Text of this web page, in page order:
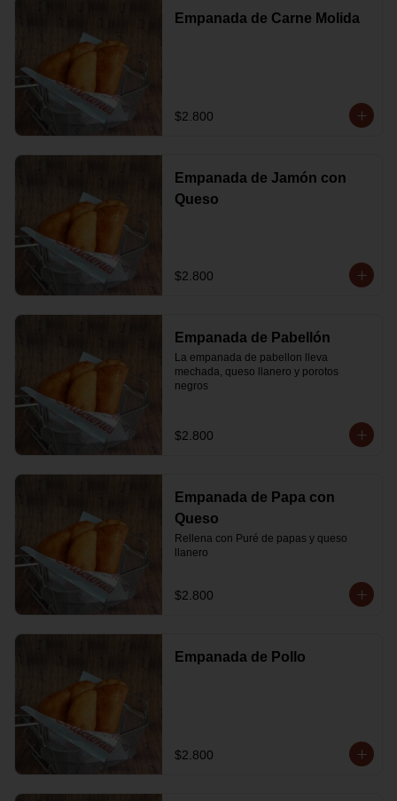
Empanada de Carne Molida
$2.800
Empanada de Jamón con
Queso
$2.800
Empanada de Pabellón
La empanada de pabellon lleva
mechada, queso llanero y porotos
negros
$2.800
Empanada de Papa con
Queso
Rellena con Puré de papas y queso
llanero
$2.800
Empanada de Pollo
$2.800